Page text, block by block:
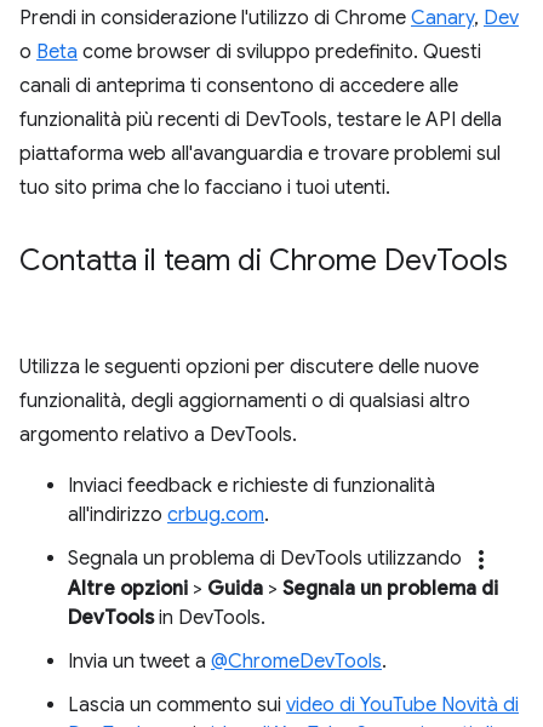
Prendi in considerazione l'utilizzo di Chrome Canary, Dev
o Beta come browser di sviluppo predefinito. Questi
canali di anteprima ti consentono di accedere alle
funzionalità più recenti di DevTools, testare le API della
piattaforma web all'avanguardia e trovare problemi sul
tuo sito prima che lo facciano i tuoi utenti.
Contatta il team di Chrome DevTools
Utilizza le seguenti opzioni per discutere delle nuove
funzionalità, degli aggiornamenti o di qualsiasi altro
argomento relativo a DevTools.
Inviaci feedback e richieste di funzionalità
all'indirizzo crbug.com.
Segnala un problema di DevTools utilizzando
more_vert
Altre opzioni > Guida > Segnala un problema di
DevToolsin DevTools.
Invia un tweet a @ChromeDevTools.
Lascia un commento sui video di YouTube Novità di